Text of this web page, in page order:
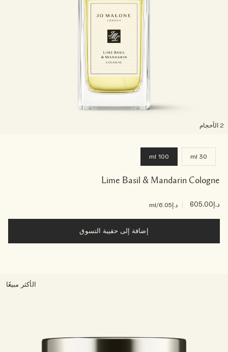
30 ml
100 ml
Lime Basil & Mandarin Cologne
د.إ605.00 د.إ6.05 /ml
إضافة إلى حقيبة التسوق
الأكثر مبيعًا